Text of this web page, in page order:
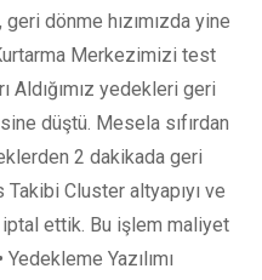
dönme hızımızda yine
Merkezimizi test
Aldığımız yedekleri geri
düştü. Mesela sıfırdan
2 dakikada geri
Cluster altyapıyı ve
iptal ettik. Bu işlem maliyet
Yazılımı